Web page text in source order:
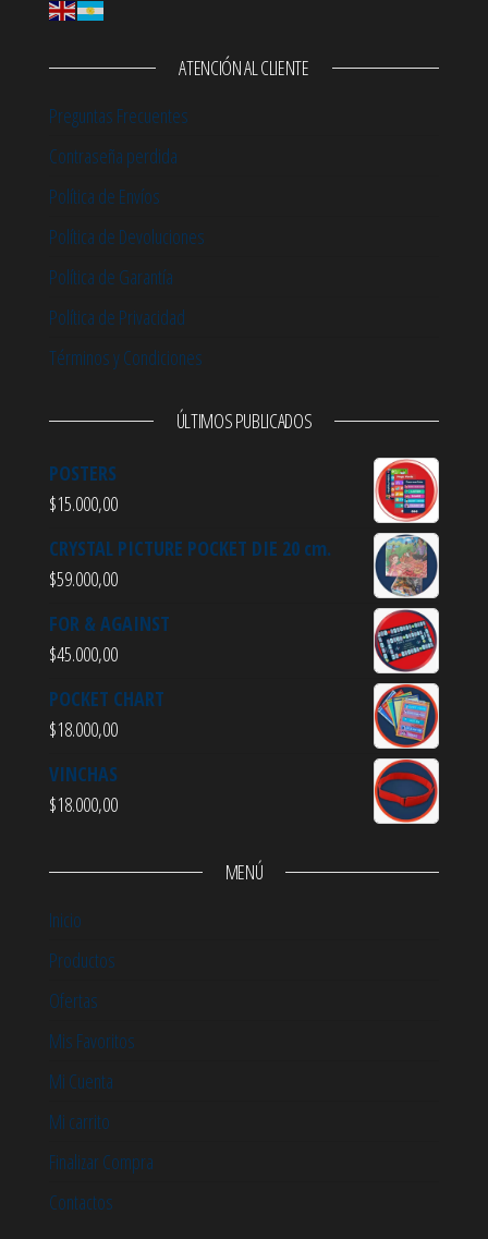
ATENCIÓN AL CLIENTE
Preguntas Frecuentes
Contraseña perdida
Política de Envíos
Política de Devoluciones
Política de Garantía
Política de Privacidad
Términos y Condiciones
ÚLTIMOS PUBLICADOS
POSTERS
$15.000,00
CRYSTAL PICTURE POCKET DIE 20 cm.
$59.000,00
FOR & AGAINST
$45.000,00
POCKET CHART
$18.000,00
VINCHAS
$18.000,00
MENÚ
Inicio
Productos
Ofertas
Mis Favoritos
Mi Cuenta
Mi carrito
Finalizar Compra
Contactos